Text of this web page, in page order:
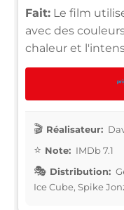
Fait: Le film
avec des
chaleur et
Réalisateur:
Note: IMDb 7.1
Distribution:
Ice Cube, Spike